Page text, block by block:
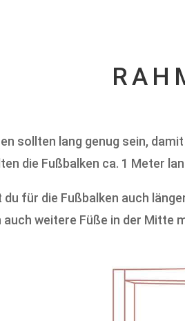
sollten lang genug sein,
die Fußbalken ca. 1 Meter
für die Fußbalken auch
auch weitere Füße in der Mitte